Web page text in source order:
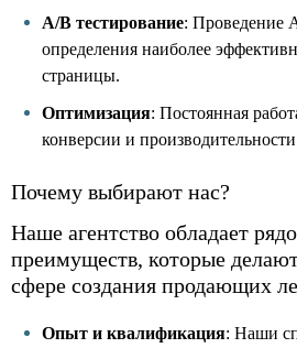
A/B тестирование: Проведение
определения наиболее
страницы.
Оптимизация: Постоянная
конверсии и
Почему выбирают нас?
Наше агентство обладает
преимуществ, которые
сфере создания продающих
Опыт и квалификация: Наши